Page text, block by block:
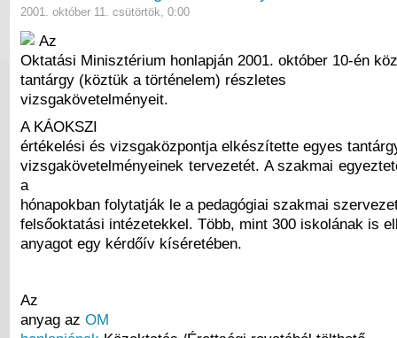
2001. október 11. csütörtök, 0:00
Az
Oktatási Minisztérium honlapján 2001. október 10-én
tantárgy (köztük a történelem) részletes
vizsgakövetelményeit.
A KÁOKSZI
értékelési és vizsgaközpontja elkészítette egyes
vizsgakövetelményeinek tervezetét. A szakmai
a
hónapokban folytatják le a pedagógiai szakmai
felsőoktatási intézetekkel. Több, mint 300 iskolának is
anyagot egy kérdőív kíséretében.
Az
anyag az OM